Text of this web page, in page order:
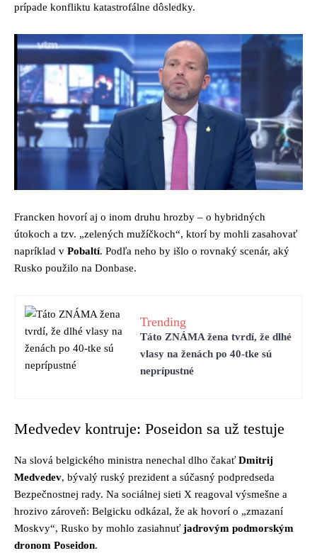
prípade konfliktu katastrofálne dôsledky.
Francken hovorí aj o inom druhu hrozby – o hybridných
útokoch a tzv. „zelených mužíčkoch“, ktorí by mohli zasahovať
napríklad v Pobaltí. Podľa neho by išlo o rovnaký scenár, aký
Rusko použilo na Donbase.
Trending
Táto ZNÁMA žena tvrdí, že dlhé
vlasy na ženách po 40-tke sú
neprípustné
Medvedev kontruje: Poseidon sa už testuje
Na slová belgického ministra nenechal dlho čakať Dmitrij
Medvedev, bývalý ruský prezident a súčasný podpredseda
Bezpečnostnej rady. Na sociálnej sieti X reagoval výsmešne a
hrozivo zároveň: Belgicku odkázal, že ak hovorí o „zmazaní
Moskvy“, Rusko by mohlo zasiahnuť jadrovým podmorským
dronom Poseidon.